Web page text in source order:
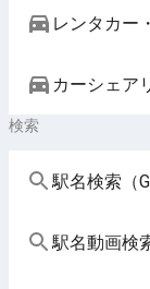
レンタカー
カーシェア
検索
駅名検索（
駅名動画検